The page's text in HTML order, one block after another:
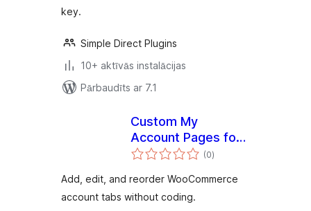
key.
Simple Direct Plugins
10+ aktīvās instalācijas
Pārbaudīts ar 7.1
Custom My
Account Pages for
WooCommerce
(0vērtējumu
kopsumma
)
Add, edit, and reorder WooCommerce
account tabs without coding.